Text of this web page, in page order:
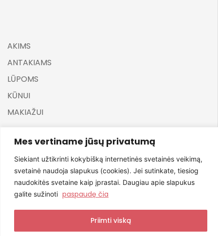
Mes vertiname jūsų privatumą
Siekiant užtikrinti kokybišką internetinės svetainės veikimą,
svetainė naudoja slapukus (cookies). Jei sutinkate, tiesiog
naudokitės svetaine kaip įprastai. Daugiau apie slapukus
galite sužinoti paspaudę čia
Priimti viską
AKIMS
ANTAKIAMS
LŪPOMS
KŪNUI
MAKIAŽUI
©ELARA BY UGNĖ ZAVISTAUSKAITĖ 2025